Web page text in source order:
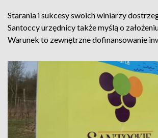
Starania i sukcesy swoich winiarzy
Santoccy urzędnicy także myślą o
Warunek to zewnętrzne dofinansowanie